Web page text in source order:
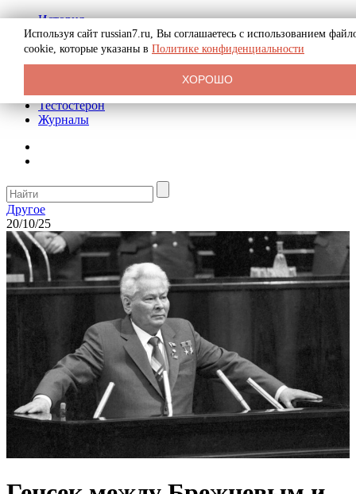
История
Биография
Криминал
Реклама на сайте
Тестостерон
Журналы
Другое
20/10/25
Используя сайт russian7.ru, Вы соглашаетесь с использованием
cookie, которые указаны в Политике конфиденциальности
ХОРОШО